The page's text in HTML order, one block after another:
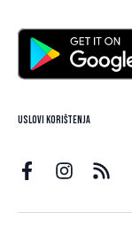
Uslovi korištenja